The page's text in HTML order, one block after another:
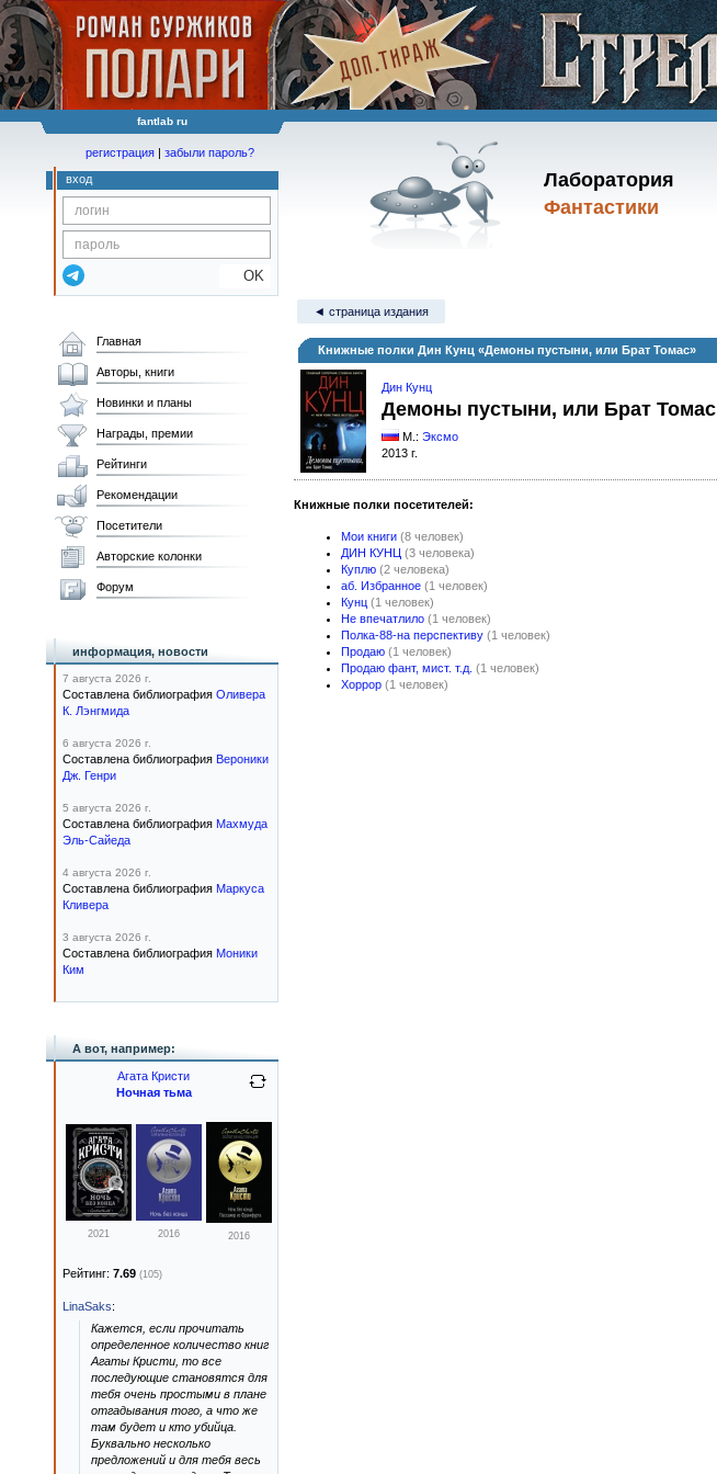
fantlab ru
Лаборатория
Фантастики
регистрация | забыли пароль?
вход
OK
◄ страница издания
Книжные полки Дин Кунц «Демоны пустыни, или Брат Томас»
Дин Кунц
Демоны пустыни, или Брат Томас
М.: Эксмо
2013 г.
Книжные полки посетителей:
Мои книги (8 человек)
ДИН КУНЦ (3 человека)
Куплю (2 человека)
аб. Избранное (1 человек)
Кунц (1 человек)
Не впечатлило (1 человек)
Полка-88-на перспективу (1 человек)
Продаю (1 человек)
Продаю фант, мист. т.д. (1 человек)
Хоррор (1 человек)
Главная
Авторы, книги
Новинки и планы
Награды, премии
Рейтинги
Рекомендации
Посетители
Авторские колонки
Форум
информация, новости
7 августа 2026 г.
Составлена библиография Оливера
К. Лэнгмида
6 августа 2026 г.
Составлена библиография Вероники
Дж. Генри
5 августа 2026 г.
Составлена библиография Махмуда
Эль-Сайеда
4 августа 2026 г.
Составлена библиография Маркуса
Кливера
3 августа 2026 г.
Составлена библиография Моники
Ким
А вот, например:
Агата Кристи
Ночная тьма
2021 2016 2016
Рейтинг: 7.69 (105)
LinaSaks:
Кажется, если прочитать
определенное количество книг
Агаты Кристи, то все
последующие становятся для
тебя очень простыми в плане
отгадывания того, а что же
там будет и кто убийца.
Буквально несколько
предложений и для тебя весь